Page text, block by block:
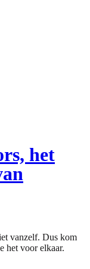
het
vanzelf. Dus kom
het voor elkaar.